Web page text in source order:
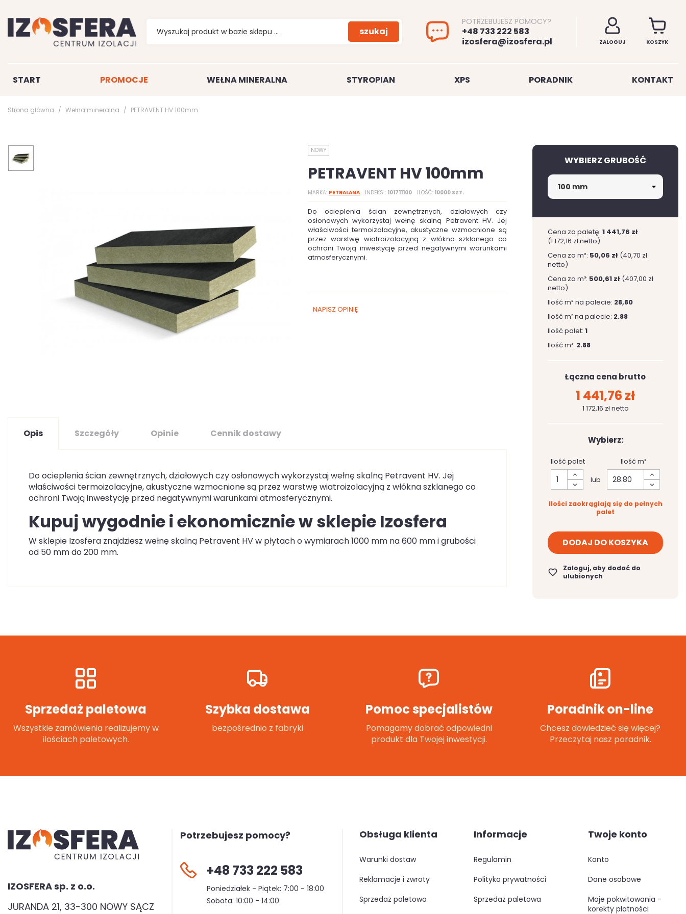
szukaj
POTRZEBUJESZ POMOCY?
+48 733 222 583
izosfera@izosfera.pl
ZALOGUJ KOSZYK
START PROMOCJE WEŁNA MINERALNA STYROPIAN XPS PORADNIK KONTAKT
Strona główna Wełna mineralna PETRAVENT HV 100mm
NOWY
PETRAVENT HV 100mm
MARKA PETRALANA INDEKS 101711100 ILOŚĆ 10000 SZT.
Do ocieplenia ścian zewnętrznych, działowych czy
osłonowych wykorzystaj wełnę skalną Petravent HV. Jej
właściwości termoizolacyjne, akustyczne wzmocnione są
przez warstwę wiatroizolacyjną z włókna szklanego co
ochroni Twoją inwestycję przed negatywnymi warunkami
atmosferycznymi.
NAPISZ OPINIĘ
Opis Szczegóły Opinie Cennik dostawy
Do ocieplenia ścian zewnętrznych, działowych czy osłonowych wykorzystaj wełnę skalną Petravent HV. Jej
właściwości termoizolacyjne, akustyczne wzmocnione są przez warstwę wiatroizolacyjną z włókna szklanego co
ochroni Twoją inwestycję przed negatywnymi warunkami atmosferycznymi.
Kupuj wygodnie i ekonomicznie w sklepie Izosfera
W sklepie Izosfera znajdziesz wełnę skalną Petravent HV w płytach o wymiarach 1000 mm na 600 mm i grubości
od 50 mm do 200 mm.
WYBIERZ GRUBOŚĆ
Cena za paletę: 1 441,76 zł
(1 172,16 zł netto)
Cena za m²: 50,06 zł (40,70 zł
netto)
Cena za m³: 500,61 zł (407,00 zł
netto)
Ilość m² na palecie: 28,80
Ilość m³ na palecie: 2.88
Ilość palet: 1
Ilość m³: 2.88
Łączna cena brutto
1 441,76 zł
1 172,16 zł netto
Wybierz:
Ilość palet
lub
Ilość m²
Ilości zaokrąglają się do pełnych
palet
DODAJ DO KOSZYKA
favorite_border
Zaloguj, aby dodać do
ulubionych
Sprzedaż paletowa
Wszystkie zamówienia realizujemy w
ilościach paletowych.
Szybka dostawa
bezpośrednio z fabryki
Pomoc specjalistów
Pomagamy dobrać odpowiedni
produkt dla Twojej inwestycji.
Poradnik on-line
Chcesz dowiedzieć się więcej?
Przeczytaj nasz poradnik.
IZOSFERA sp. z o.o.
JURANDA 21, 33-300 NOWY SĄCZ
Potrzebujesz pomocy?
+48 733 222 583
Poniedziałek - Piątek: 7:00 - 18:00
Sobota: 10:00 - 14:00
Obsługa klienta
warunki dostaw
reklamacje i zwroty
sprzedaż paletowa
Informacje
regulamin
polityka prywatności
sprzedaż paletowa
Twoje konto
konto
dane osobowe
moje pokwitowania -
korekty płatności